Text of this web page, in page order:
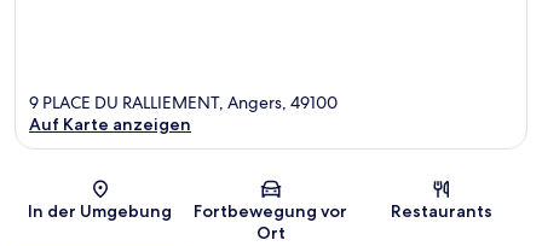
Karte
9 PLACE DU RALLIEMENT, Angers, 49100
Auf Karte anzeigen
In der Umgebung
Fortbewegung vor
Ort
Restaurants